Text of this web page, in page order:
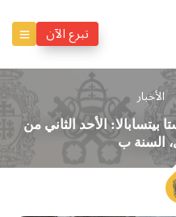
تبرع الآن
الأخبار
بيتسابالا: الأحد الثاني من
السنة ب